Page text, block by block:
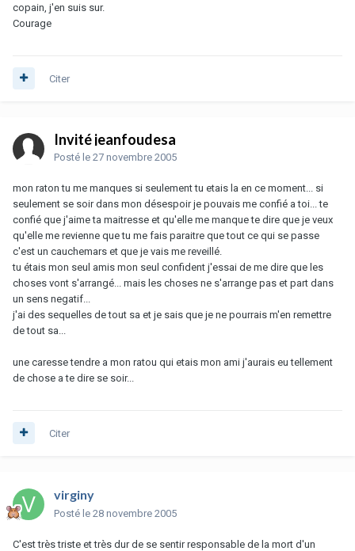
copain, j'en suis sur.
Courage
Citer
Invité jeanfoudesa
Posté le 27 novembre 2005
mon raton tu me manques si seulement tu etais la en ce moment... si
seulement se soir dans mon désespoir je pouvais me confié a toi... te
confié que j'aime ta maitresse et qu'elle me manque te dire que je veux
qu'elle me revienne que tu me fais paraitre que tout ce qui se passe
c'est un cauchemars et que je vais me reveillé.
tu étais mon seul amis mon seul confident j'essai de me dire que les
choses vont s'arrangé... mais les choses ne s'arrange pas et part dans
un sens negatif...
j'ai des sequelles de tout sa et je sais que je ne pourrais m'en remettre
de tout sa...
une caresse tendre a mon ratou qui etais mon ami j'aurais eu tellement
de chose a te dire se soir...
Citer
virginy
Posté le 28 novembre 2005
C'est très triste et très dur de se sentir responsable de la mort d'un